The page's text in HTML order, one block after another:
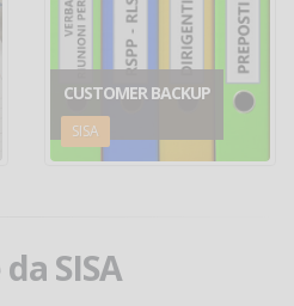
CUSTOMER BACKUP
SISA
SISA